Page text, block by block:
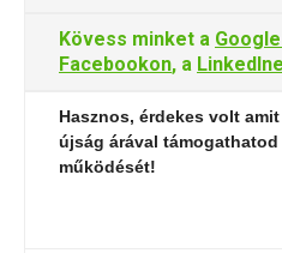
Kövess minket a
Facebookon, a
Hasznos, érdekes volt
újság árával támogathatod
működését!